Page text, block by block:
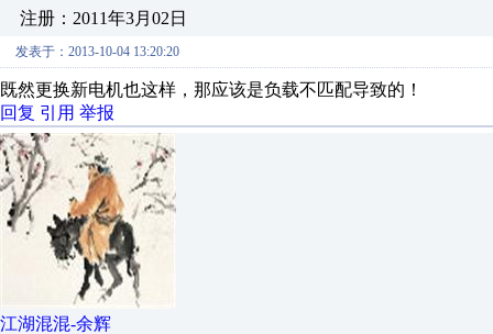
注册：2011年3月02日
发表于：2013-10-04 13:20:20
既然更换新电机也这样，那应该是负载不匹配导致的！
回复 引用 举报
江湖混混-余辉